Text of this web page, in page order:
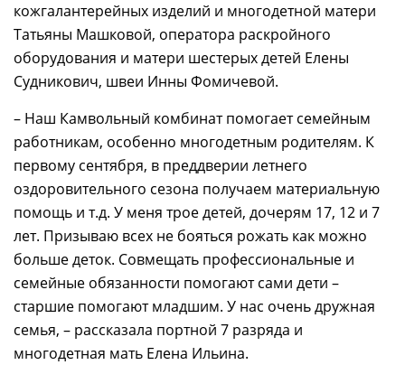
кожгалантерейных изделий и многодетной матери
Татьяны Машковой, оператора раскройного
оборудования и матери шестерых детей Елены
Судникович, швеи Инны Фомичевой.
– Наш Камвольный комбинат помогает семейным
работникам, особенно многодетным родителям. К
первому сентября, в преддверии летнего
оздоровительного сезона получаем материальную
помощь и т.д. У меня трое детей, дочерям 17, 12 и 7
лет. Призываю всех не бояться рожать как можно
больше деток. Совмещать профессиональные и
семейные обязанности помогают сами дети –
старшие помогают младшим. У нас очень дружная
семья, – рассказала портной 7 разряда и
многодетная мать Елена Ильина.